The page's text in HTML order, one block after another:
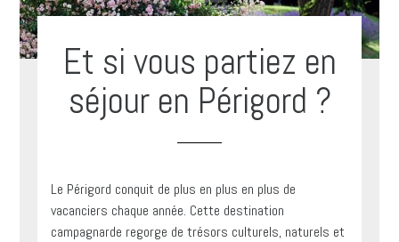
Et si vous partiez en
séjour en Périgord ?
Le Périgord conquit de plus en plus en plus de
vacanciers chaque année. Cette destination
campagnarde regorge de trésors culturels, naturels et